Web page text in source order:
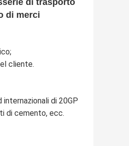
di trasporto
di merci
cliente.
di 20GP
di cemento, ecc.